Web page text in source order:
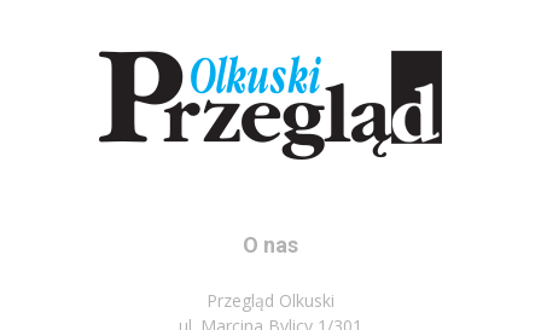
O nas
Przegląd Olkuski